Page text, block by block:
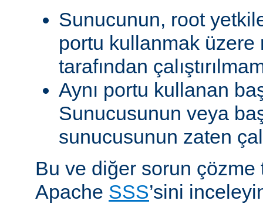
Sunucunun, root
portu kullanmak üzere
tarafından
Aynı portu kullanan
Sunucusunun veya
sunucusunun zaten
Bu ve diğer sorun çözme
Apache SSS’sini